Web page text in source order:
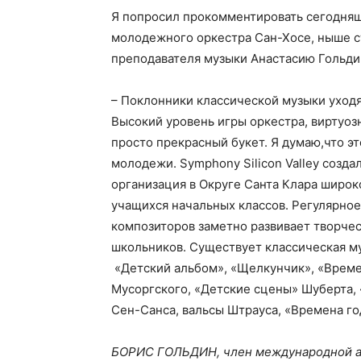
Я попросил прокомментировать
молодежного оркестра Сан-Хосе, ныше
преподавателя музыки Анастасию
– Поклонники классической музыки
Высокий уровень игры оркестра,
просто прекрасный букет. Я думаю,что
молодежи. Symphony Silicon Valley
организация в Округе Санта Клара
учащихся начальных классов.
композиторов заметно развивает
школьников. Существует классическая
«Детский альбом», «Щелкунчик»,
Мусоргского, «Детские сцены»
Сен-Санса, вальсы Штрауса, «Времена
БОРИС ГОЛЬДИН, член международной